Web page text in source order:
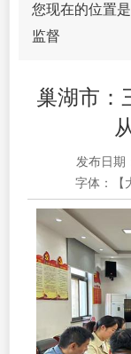
您现在的位置是
监督
巢湖市：
发布日期
字体：【